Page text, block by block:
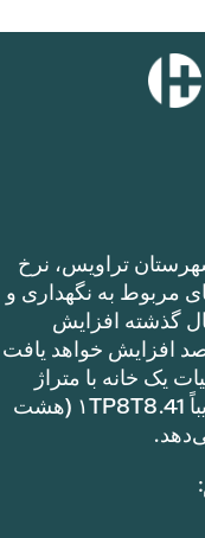
تراویس، نرخ
مربوط به نگهداری و
گذشته افزایش
این نرخ مالیات عملاً ۸ درصد افزایش خواهد یافت
یک خانه با متراژ
۱TP8T100,000 متر مربع را تقریباً ۱TP8T8.41 (هشت